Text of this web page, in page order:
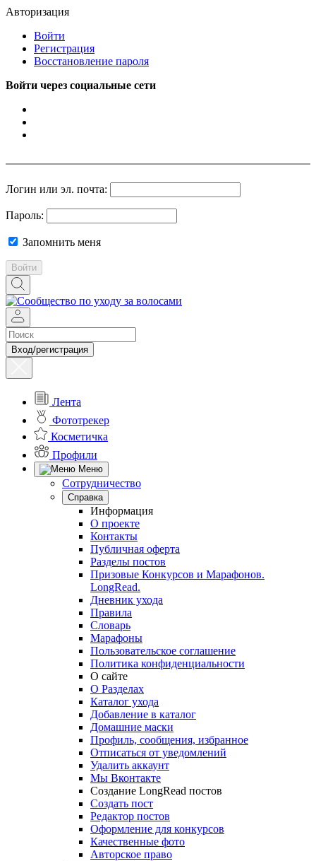
Авторизация
Войти
Регистрация
Восстановление пароля
Войти через социальные сети
Логин или эл. почта:
Пароль:
Запомнить меня
Войти
Вход/регистрация
Лента
Фототрекер
Косметичка
Профили
Меню
Сотрудничество
Справка
Информация
О проекте
Контакты
Публичная оферта
Разделы постов
Призовые Конкурсов и Марафонов.
LongRead.
Дневник ухода
Правила
Словарь
Марафоны
Пользовательское соглашение
Политика конфиденциальности
О сайте
О Разделах
Каталог ухода
Добавление в каталог
Домашние маски
Профиль, сообщения, избранное
Отписаться от уведомлений
Удалить аккаунт
Мы Вконтакте
Создание LongRead постов
Создать пост
Редактор постов
Оформление для конкурсов
Качественные фото
Авторское право